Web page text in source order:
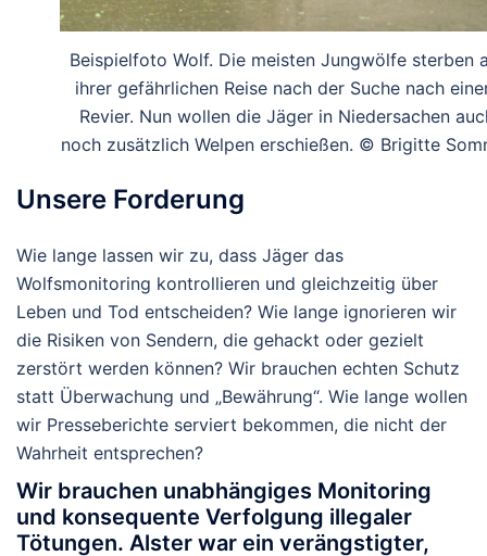
Beispielfoto Wolf. Die meisten Jungwölfe sterben
ihrer gefährlichen Reise nach der Suche nach
Revier. Nun wollen die Jäger in Niedersachen
noch zusätzlich Welpen erschießen. © Brigitte
Unsere Forderung
Wie lange lassen wir zu, dass Jäger das
Wolfsmonitoring kontrollieren und gleichzeitig über
Leben und Tod entscheiden? Wie lange ignorieren wir
die Risiken von Sendern, die gehackt oder gezielt
zerstört werden können? Wir brauchen echten Schutz
statt Überwachung und „Bewährung“. Wie lange wollen
wir Presseberichte serviert bekommen, die nicht der
Wahrheit entsprechen?
Wir brauchen unabhängiges Monitoring
und konsequente Verfolgung illegaler
Tötungen. Alster war ein verängstigter,